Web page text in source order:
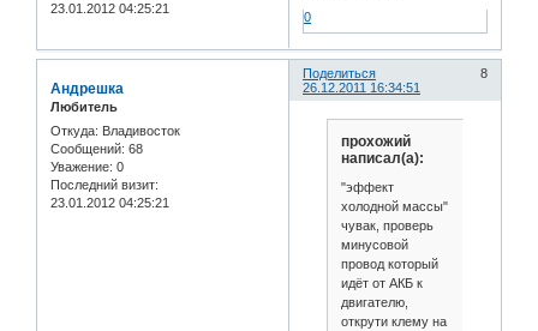
23.01.2012 04:25:21
0
Поделиться
8
26.12.2011 16:34:51
Андрешка
Любитель
Откуда: Владивосток
Сообщений: 68
Уважение: 0
Последний визит:
23.01.2012 04:25:21
прохожий
написал(а):
"эффект
холодной массы"
чувак, проверь
минусовой
провод который
идёт от АКБ к
двигателю,
открути клему на